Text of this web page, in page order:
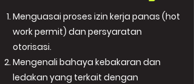
Menguasai proses izin kerja panas (hot
work permit) dan persyaratan
otorisasi.
Mengenali bahaya kebakaran dan
ledakan yang terkait dengan